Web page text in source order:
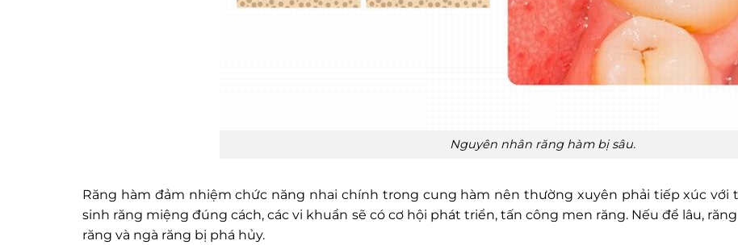
Nguyên nhân răng hàm bị sâu.
Răng hàm đảm nhiệm chức năng nhai chính trong cung hàm nên thường xuyên phải tiếp xúc với
sinh răng miệng đúng cách, các vi khuẩn sẽ có cơ hội phát triển, tấn công men răng. Nếu để lâu,
răng và ngà răng bị phá hủy.